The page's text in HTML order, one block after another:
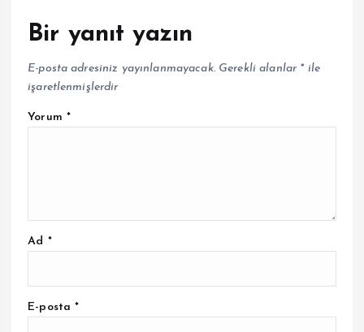
Bir yanıt yazın
E-posta adresiniz yayınlanmayacak. Gerekli alanlar *ile
işaretlenmişlerdir
Yorum *
Ad *
E-posta*